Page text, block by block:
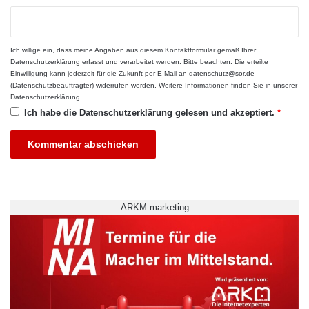
Oder sollte man vielmehr neue
verantwortungsvollen Umgang mit KI fördern,
etwa durch Reflexion, kritische Bewertung von
KI-Antworten oder kollaborative
Transparenz als möglicher
Eine zentrale Forderung vieler
Bildungsexperten istTransparenz
ChatGPT verwendet, sollte das offenlegen –
ähnlich wie bei der Nutzung von Literatur,
Online-Datenbanken oder Tools wie
Ich willige ein, dass meine Angaben aus diesem Kontaktformular gemäß Ihrer
Datenschutzerklärung erfasst und verarbeitet werden. Bitte beachten: Die erteilte
Einwilligung kann jederzeit für die Zukunft per E-Mail an datenschutz@sor.de
(Datenschutzbeauftragter) widerrufen werden. Weitere Informationen finden Sie in unserer
Datenschutzerklärung
Ich habe die Datenschutzerklärung gelesen und akzeptiert. *
ARKM.marketing